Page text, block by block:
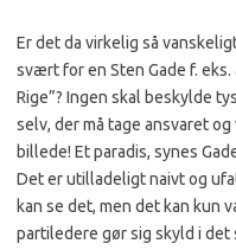
Er det da virkelig så
svært for en Sten Gade f.
Rige”? Ingen skal beskylde
selv, der må tage ansvaret og
billede! Et paradis, synes
Det er utilladeligt naivt og
kan se det, men det kan kun
partiledere gør sig skyld i det